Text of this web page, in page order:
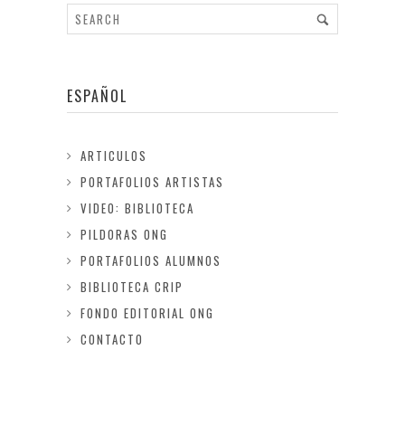
ESPAÑOL
ARTICULOS
PORTAFOLIOS ARTISTAS
VIDEO: BIBLIOTECA
PILDORAS ONG
PORTAFOLIOS ALUMNOS
BIBLIOTECA CRIP
FONDO EDITORIAL ONG
CONTACTO